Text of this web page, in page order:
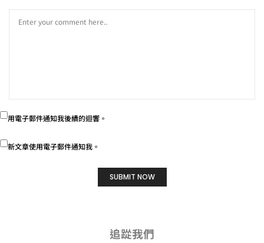
用電子郵件通知我後續的迴響。
新文章使用電子郵件通知我。
追踨我們